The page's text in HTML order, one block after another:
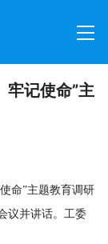
牢记使命”主
命”主题教育调研
议并讲话。工委